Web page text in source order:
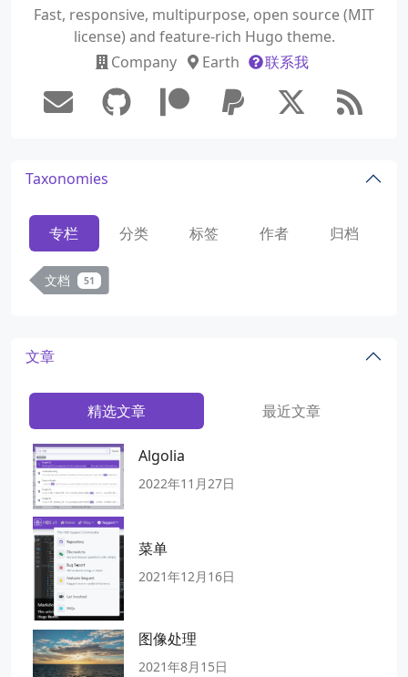
Fast, responsive, multipurpose, open source (MIT
license) and feature-rich Hugo theme.
Company
Earth 联系我
Taxonomies
专栏 分类 标签 作者 归档
文档 51
文章
精选文章 最近文章
Algolia
2022年11月27日
菜单
2021年12月16日
图像处理
2021年8月15日